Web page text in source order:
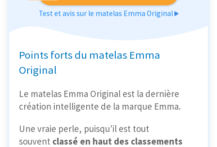
Test et avis sur le matelas Emma Original
Points forts du matelas Emma
Original
Le matelas Emma Original est la dernière
création intelligente de la marque Emma.
Une vraie perle, puisqu'il est tout
souvent classé en haut des classements